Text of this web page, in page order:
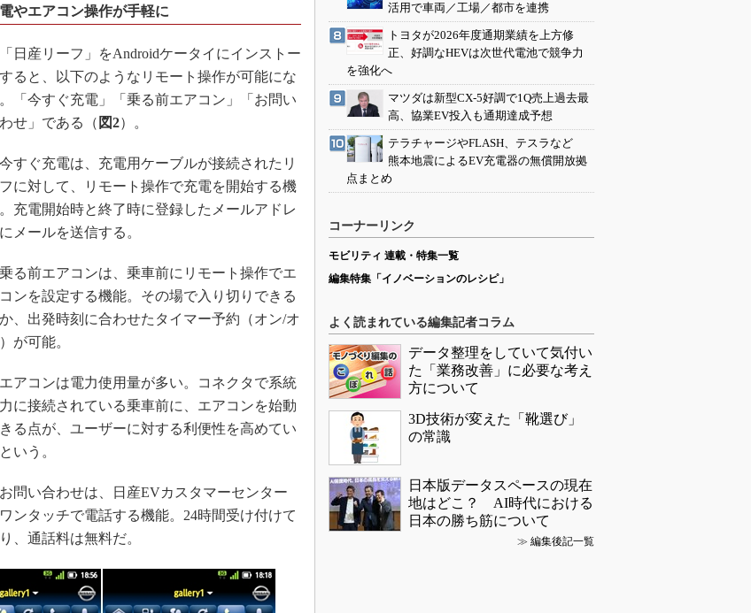
海外生産
グローバル設計・開発
制御セキュリティ
新型コロナへの対応
やエアコン操作が手軽に
日産リーフ」をAndroidケータイにインストー
ると、以下のようなリモート操作が可能にな
「今すぐ充電」「乗る前エアコン」「お問い
せ」である（ 図2）。
すぐ充電は、充電用ケーブルが接続されたリ
に対して、リモート操作で充電を開始する機
充電開始時と終了時に登録したメールアドレ
メールを送信する。
る前エアコンは、乗車前にリモート操作でエ
ンを設定する機能。その場で入り切りできる
、出発時刻に合わせたタイマー予約（オン/オ
が可能。
アコンは電力使用量が多い。コネクタで系統
に接続されている乗車前に、エアコンを始動
る点が、ユーザーに対する利便性を高めてい
いう。
問い合わせは、日産EVカスタマーセンター
ンタッチで電話する機能。24時間受け付けて
、通話料は無料だ。
活用で車両／工場／都市を連携
トヨタが2026年度通期業績を上方修
正、好調なHEVは次世代電池で競争力
を強化へ
マツダは新型CX-5好調で1Q売上過去最
高、協業EV投入も通期達成予想
テラチャージやFLASH、テスラなど
熊本地震によるEV充電器の無償開放拠
点まとめ
コーナーリンク
モビリティ 連載・特集一覧
編集特集「イノベーションのレシピ」
よく読まれている編集記者コラム
データ整理をしていて気付い
た「業務改善」に必要な考え
方について
3D技術が変えた「靴選び」
の常識
日本版データスペースの現在
地はどこ？ AI時代における
日本の勝ち筋について
≫ 編集後記一覧